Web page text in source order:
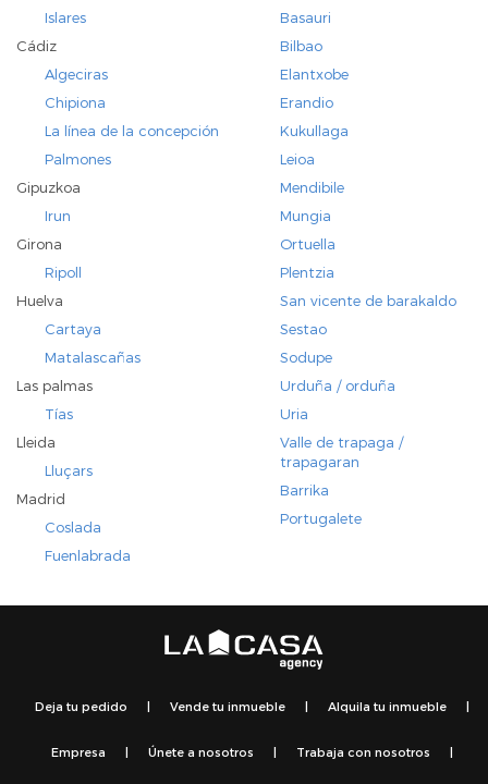
Islares
Cádiz
Algeciras
Chipiona
La línea de la concepción
Palmones
Gipuzkoa
Irun
Girona
Ripoll
Huelva
Cartaya
Matalascañas
Las palmas
Tías
Lleida
Lluçars
Madrid
Coslada
Fuenlabrada
Basauri
Bilbao
Elantxobe
Erandio
Kukullaga
Leioa
Mendibile
Mungia
Ortuella
Plentzia
San vicente de barakaldo
Sestao
Sodupe
Urduña / orduña
Uria
Valle de trapaga /
trapagaran
Barrika
Portugalete
Deja tu pedido | Vende tu inmueble | Alquila tu inmueble |
Empresa | Únete a nosotros | Trabaja con nosotros |